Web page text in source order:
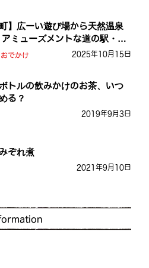
町】広ーい遊び場から天然温泉
アミューズメントな道の駅・お
街道
でかけ 2025年10月15日
トルの飲みかけのお茶、いつ
る？
2019年9月3日
ぞれ煮
2021年9月10日